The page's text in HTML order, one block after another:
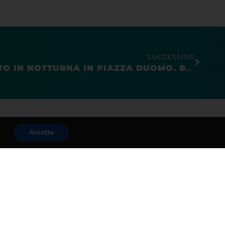
SUCCESSIVO
SUCCESSO DEL MERCATO IN NOTTURNA IN PIAZZA DUOMO. BONFANTI: “ORA DISCUTIAMO SE RIPORTARE IN CENTRO IL MERCATO”
Accetta